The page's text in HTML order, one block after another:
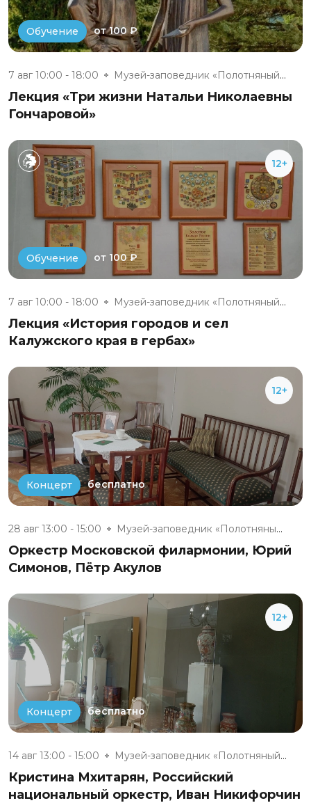
Обучение от 100 ₽
7 авг 10:00 - 18:00 Музей-заповедник «Полотняный З...
Лекция «Три жизни Натальи Николаевны
Гончаровой»
12+
Обучение от 100 ₽
7 авг 10:00 - 18:00 Музей-заповедник «Полотняный З...
Лекция «История городов и сел
Калужского края в гербах»
12+
Концерт бесплатно
28 авг 13:00 - 15:00 Музей-заповедник «Полотняный З...
Оркестр Московской филармонии, Юрий
Симонов, Пётр Акулов
12+
Концерт бесплатно
14 авг 13:00 - 15:00 Музей-заповедник «Полотняный З...
Кристина Мхитарян, Российский
национальный оркестр, Иван Никифорчин